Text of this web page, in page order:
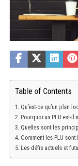
Table of Contents
Qu’est-ce qu’un plan
Pourquoi un PLU est-il
Quelles sont les
Comment les PLU
Les défis actuels et